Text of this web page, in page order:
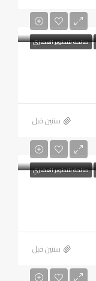
صالحة للتطوير العقاري
‏سنتين قبل
صالحة للتطوير العقاري
‏سنتين قبل